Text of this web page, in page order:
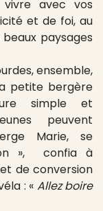
avec vos
et de foi, au
paysages
ensemble,
petite bergère
simple et
peuvent
Marie, se
», confia à
de conversion
: « Allez boire